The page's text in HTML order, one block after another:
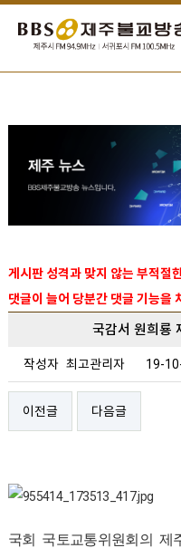
게시판 성격과 맞지 않는 부적절
댓글이 늘어 당분간 댓글 기능을
국감서 원희룡
작성자 최고관리자 19-
이전글 다음글
국회 국토교통위원회의 제